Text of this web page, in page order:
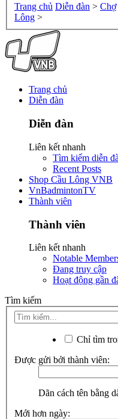
Trang chủ Diễn đàn > Chợ
Lông >
Trang chủ
Diễn đàn
Diễn đàn
Liên kết nhanh
Tìm kiếm diễn
Recent Posts
Shop Cầu Lông VNB
VnBadmintonTV
Thành viên
Thành viên
Liên kết nhanh
Notable
Đang truy cập
Hoạt động gần
Tìm kiếm
Chỉ tìm
Được gửi bởi thành viên:
Dãn cách tên bằng
Mới hơn ngày: